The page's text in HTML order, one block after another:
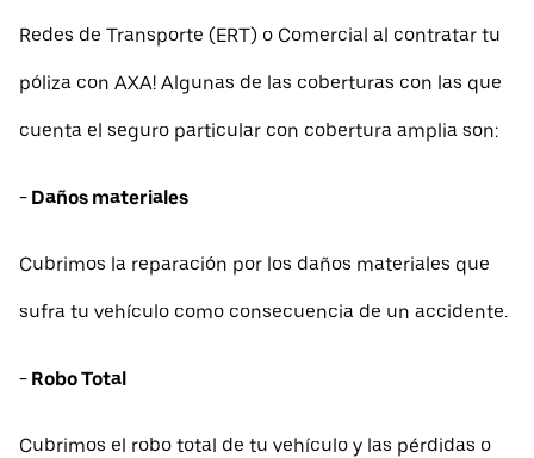
Redes de Transporte (ERT) o Comercial al contratar tu
póliza con AXA! Algunas de las coberturas con las que
cuenta el seguro particular con cobertura amplia son:
- Daños materiales
Cubrimos la reparación por los daños materiales que
sufra tu vehículo como consecuencia de un accidente.
- Robo Total
Cubrimos el robo total de tu vehículo y las pérdidas o